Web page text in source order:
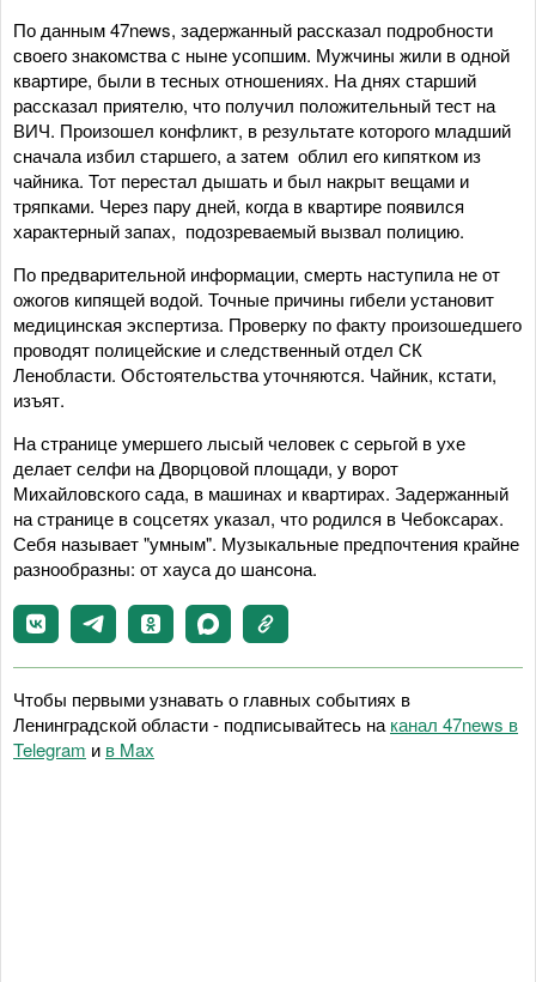
По данным 47news, задержанный рассказал подробности
своего знакомства с ныне усопшим. Мужчины жили в одной
квартире, были в тесных отношениях. На днях старший
рассказал приятелю, что получил положительный тест на
ВИЧ. Произошел конфликт, в результате которого младший
сначала избил старшего, а затем облил его кипятком из
чайника. Тот перестал дышать и был накрыт вещами и
тряпками. Через пару дней, когда в квартире появился
характерный запах, подозреваемый вызвал полицию.
По предварительной информации, смерть наступила не от
ожогов кипящей водой. Точные причины гибели установит
медицинская экспертиза. Проверку по факту произошедшего
проводят полицейские и следственный отдел СК
Ленобласти. Обстоятельства уточняются. Чайник, кстати,
изъят.
На странице умершего лысый человек с серьгой в ухе
делает селфи на Дворцовой площади, у ворот
Михайловского сада, в машинах и квартирах. Задержанный
на странице в соцсетях указал, что родился в Чебоксарах.
Себя называет "умным". Музыкальные предпочтения крайне
разнообразны: от хауса до шансона.
Чтобы первыми узнавать о главных событиях в
Ленинградской области - подписывайтесь на канал 47news в
Telegram и в Maх